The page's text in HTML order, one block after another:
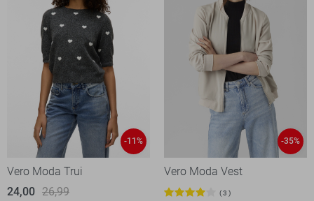
-11%
Vero Moda Trui
24,00 26,99
-35%
Vero Moda Vest
3